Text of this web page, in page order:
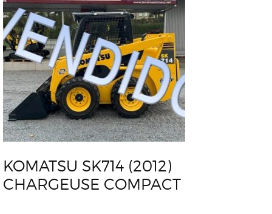
KOMATSU SK714 (2012)
CHARGEUSE COMPACT